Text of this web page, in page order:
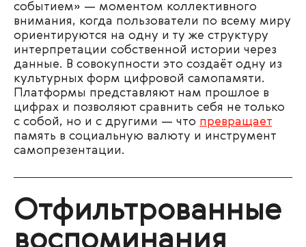
событием» — моментом коллективного
внимания, когда пользователи по всему миру
ориентируются на одну и ту же структуру
интерпретации собственной истории через
данные. В совокупности это создаёт одну из
культурных форм цифровой самопамяти.
Платформы представляют нам прошлое в
цифрах и позволяют сравнить себя не только
с собой, но и с другими — что превращает
память в социальную валюту и инструмент
самопрезентации.
Отфильтрованные